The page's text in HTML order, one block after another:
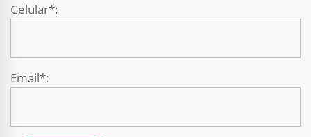
Celular*:
Email*: